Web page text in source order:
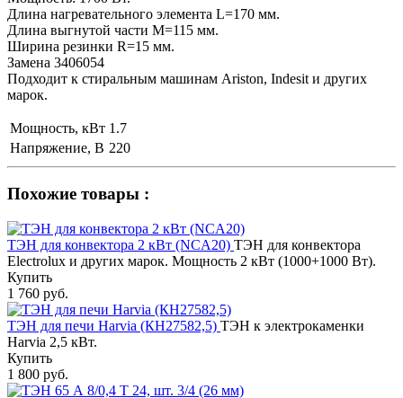
Длина нагревательного элемента L=170 мм.
Длина выгнутой части M=115 мм.
Ширина резинки R=15 мм.
Замена 3406054
Подходит к стиральным машинам Ariston, Indesit и других
марок.
Мощность, кВт 1.7
Напряжение, В 220
Похожие товары :
ТЭН для конвектора 2 кВт (NCA20) ТЭН для конвектора
Electrolux и других марок. Мощность 2 кВт (1000+1000 Вт).
Купить
1 760 руб.
ТЭН для печи Harvia (КН27582,5) ТЭН к электрокаменки
Harvia 2,5 кВт.
Купить
1 800 руб.